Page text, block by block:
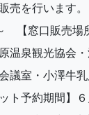
売を行います
【窓口販売場
温泉観光協会
議室・小澤牛
ト予約期間】６